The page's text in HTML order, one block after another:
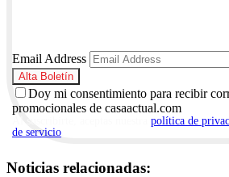
Email Address
Doy mi consentimiento para recibir
promocionales de casaactual.com
política de
de servicio
Noticias relacionadas: